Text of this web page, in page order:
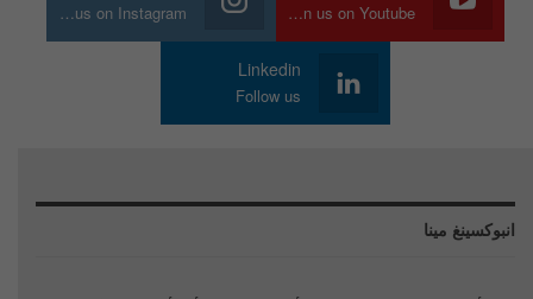
Join us on Youtube
Join us on Instagram
Linkedin
Follow us
انبوكسينغ مينا